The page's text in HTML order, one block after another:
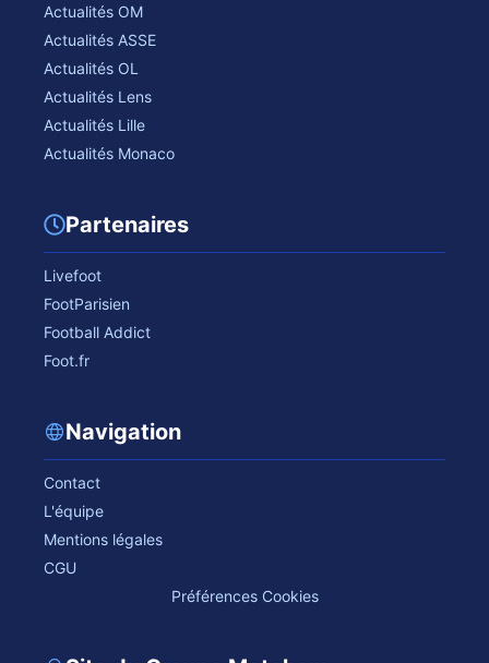
Actualités OM
Actualités ASSE
Actualités OL
Actualités Lens
Actualités Lille
Actualités Monaco
Partenaires
Livefoot
FootParisien
Football Addict
Foot.fr
Navigation
Contact
L'équipe
Mentions légales
CGU
Préférences Cookies